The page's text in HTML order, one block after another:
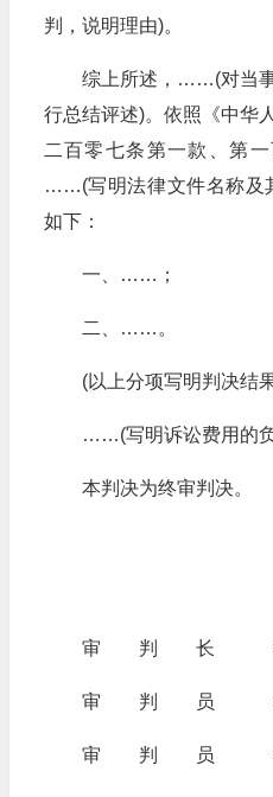
判，说明理由)。
综上所述，……(对当
行总结评述)。依照《中华
二百零七条第一款、第
……(写明法律文件名称及
如下：
一、……；
二、……。
(以上分项写明判决结
……(写明诉讼费用的负
本判决为终审判决。
审 判 长
审 判 员
审 判 员